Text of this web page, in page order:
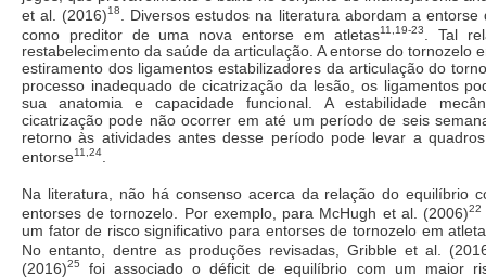
et al. (2016)18
. Diversos estudos na literatura abordam a
como preditor de uma nova entorse em atletas11,19-23
. Tal
restabelecimento da saúde da articulação. A entorse do tornozelo
estiramento dos ligamentos estabilizadores da articulação do
processo inadequado de cicatrização da lesão, os ligamentos
sua anatomia e capacidade funcional. A estabilidade
cicatrização pode não ocorrer em até um período de seis
retorno às atividades antes desse período pode levar a
entorse11,24
Na literatura, não há consenso acerca da relação do equilíbrio
entorses de tornozelo. Por exemplo, para McHugh et al. (2006)22
um fator de risco significativo para entorses de tornozelo em
No entanto, dentre as produções revisadas, Gribble et al.
(2016)25
foi associado o déficit de equilíbrio com um maior